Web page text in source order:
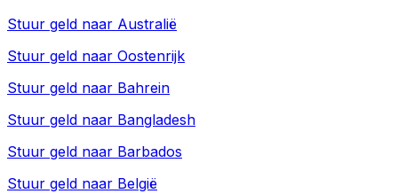
Stuur geld naar Australië
Stuur geld naar Oostenrijk
Stuur geld naar Bahrein
Stuur geld naar Bangladesh
Stuur geld naar Barbados
Stuur geld naar België